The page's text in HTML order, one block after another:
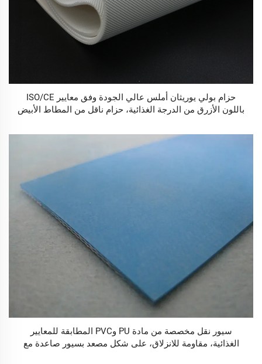
حزام بولي يوريثان أملس عالي الجودة وفق معايير ISO/CE
باللون الأزرق من الدرجة الغذائية، حزام ناقل من المطاط الأبيض
سيور نقل مخصصة من مادة PU وPVC المطابقة للمعايير
الغذائية، مقاومة للانزلاق، على شكل مصعد بسيور صاعدة مع